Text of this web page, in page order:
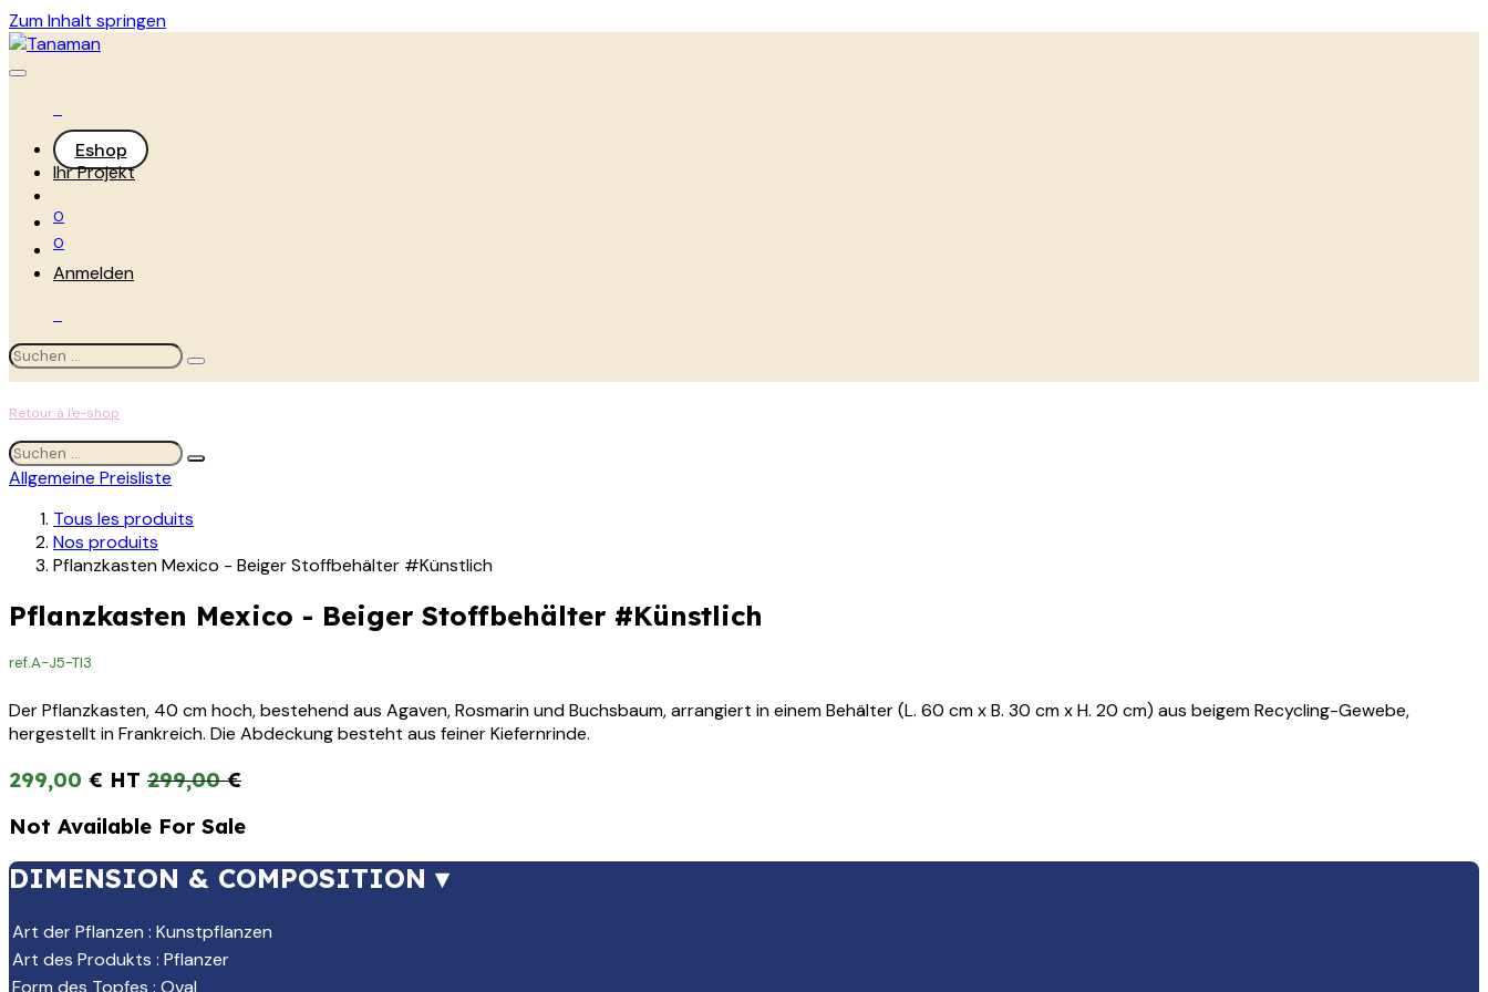
Zum Inhalt springen
Eshop
Ihr Projekt
0
0
Anmelden
Retour à l'e-shop
Allgemeine Preisliste
Tous les produits
Nos produits
Pflanzkasten Mexico - Beiger Stoffbehälter #Künstlich
Pflanzkasten Mexico - Beiger Stoffbehälter #Künstlich
ref.A-J5-TI3
Der Pflanzkasten, 40 cm hoch, bestehend aus Agaven, Rosmarin und Buchsbaum, arrangiert in einem Behälter (L. 60 cm x B. 30 cm x H. 20 cm) aus beigem Recycling-Gewebe,
hergestellt in Frankreich. Die Abdeckung besteht aus feiner Kiefernrinde.
299,00 € 299,00€
Not Available For Sale
DIMENSION & COMPOSITION ▾
Art der Pflanzen : Kunstpflanzen
Art des Produkts : Pflanzer
Form des Topfes : Oval